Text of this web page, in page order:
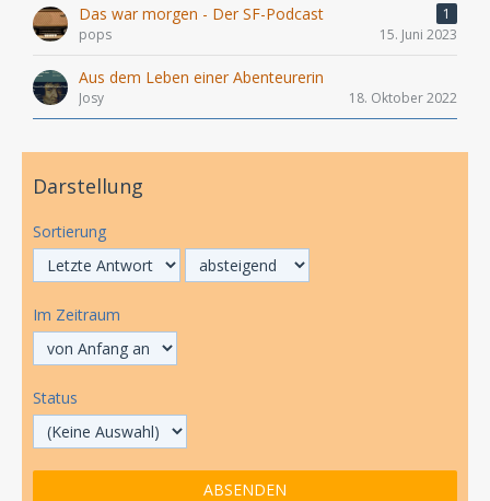
Das war morgen - Der SF-Podcast
1
pops
15. Juni 2023
Aus dem Leben einer Abenteurerin
Josy 18. Oktober 2022
Darstellung
Sortierung
Im Zeitraum
Status